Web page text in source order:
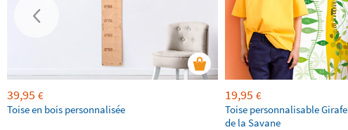
39,95 €
Toise en bois personnalisée
19,95 €
Toise personnalisable Girafe
de la Savane